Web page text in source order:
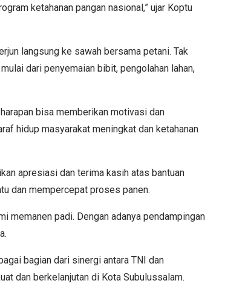
ketahanan pangan nasional,” ujar Koptu
langsung ke sawah bersama petani. Tak
dari penyemaian bibit, pengolahan lahan,
bisa memberikan motivasi dan
hidup masyarakat meningkat dan ketahanan
apresiasi dan terima kasih atas bantuan
dan mempercepat proses panen.
memanen padi. Dengan adanya pendampingan
bagian dari sinergi antara TNI dan
dan berkelanjutan di Kota Subulussalam.